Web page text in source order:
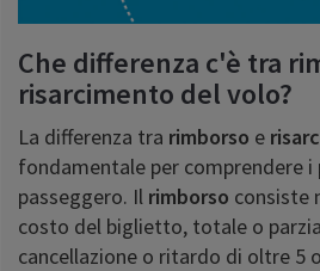
Che differenza c'è tra
risarcimento del volo?
La differenza tra rimborso e
fondamentale per comprendere
passeggero. Il rimborso consiste
costo del biglietto, totale o
cancellazione o ritardo di oltre 5